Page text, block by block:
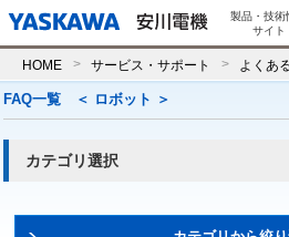
製品・技術
サイト
HOME サービス・サポート よくあ
FAQ一覧 ＜ ロボット ＞
カテゴリ選択